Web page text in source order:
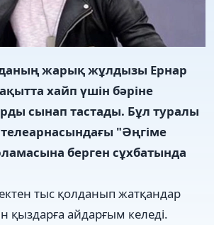
жарық жұлдызы Ернар
хайп үшін бәріне
сынап тастады. Бұл туралы
"Әңгіме
берген сұхбатында
тыс қолданып жатқандар
қыздарға айдарғым келеді.